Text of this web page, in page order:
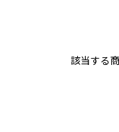
該当する